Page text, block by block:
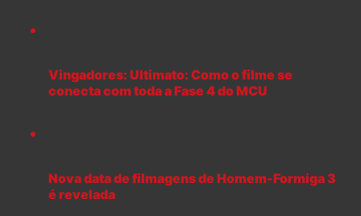
Vingadores: Ultimato: Como o filme se
conecta com toda a Fase 4 do MCU
Nova data de filmagens de Homem-Formiga 3
é revelada